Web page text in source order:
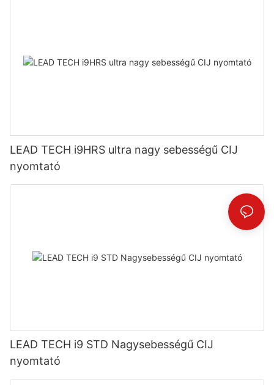
LEAD TECH i9HRS ultra nagy sebességű CIJ
nyomtató
LEAD TECH i9 STD Nagysebességű CIJ
nyomtató